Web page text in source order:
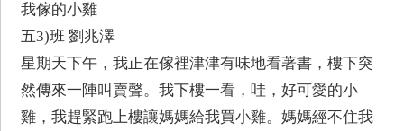
我傢的小雞
五3)班 劉兆澤
星期天下午，我正在傢裡津津有味地看著書，樓下突
然傳來一陣叫賣聲。我下樓一看，哇，好可愛的小
雞，我趕緊跑上樓讓媽媽給我買小雞。媽媽經不住我